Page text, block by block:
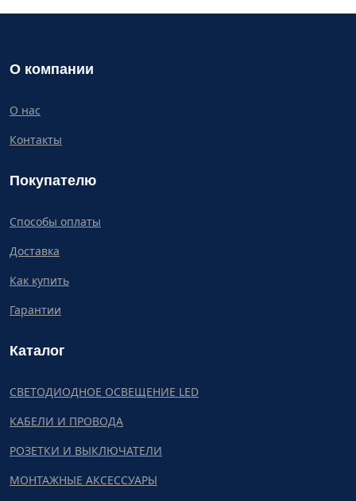
О компании
О нас
Контакты
Покупателю
Способы оплаты
Доставка
Как купить
Гарантии
Каталог
СВЕТОДИОДНОЕ ОСВЕЩЕНИЕ LED
КАБЕЛИ И ПРОВОДА
РОЗЕТКИ И ВЫКЛЮЧАТЕЛИ
МОНТАЖНЫЕ АКСЕССУАРЫ